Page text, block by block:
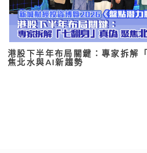
港股下半年布局關鍵：專家拆解
焦北水與AI新趨勢